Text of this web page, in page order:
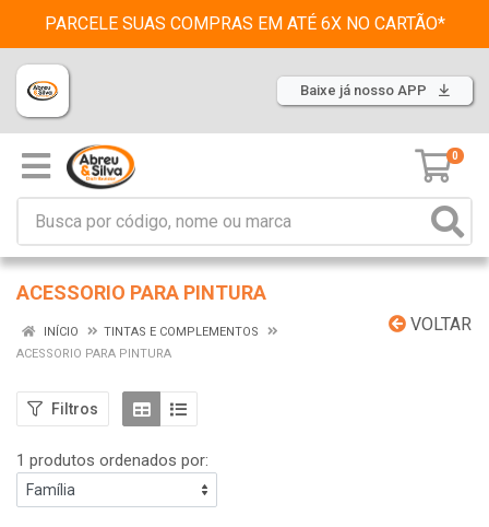
PARCELE SUAS COMPRAS EM ATÉ 6X NO CARTÃO*
Baixe já nosso APP
0
ACESSORIO PARA PINTURA
VOLTAR
INÍCIO
TINTAS E COMPLEMENTOS
ACESSORIO PARA PINTURA
Filtros
1 produtos ordenados por: